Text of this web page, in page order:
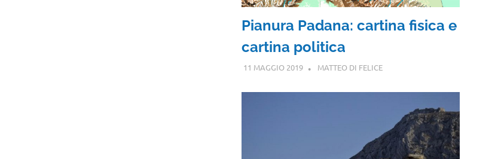
Pianura Padana: cartina fisica e
cartina politica
11 MAGGIO 2019 MATTEO DI FELICE